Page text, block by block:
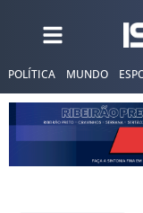
POLÍTICA MUNDO